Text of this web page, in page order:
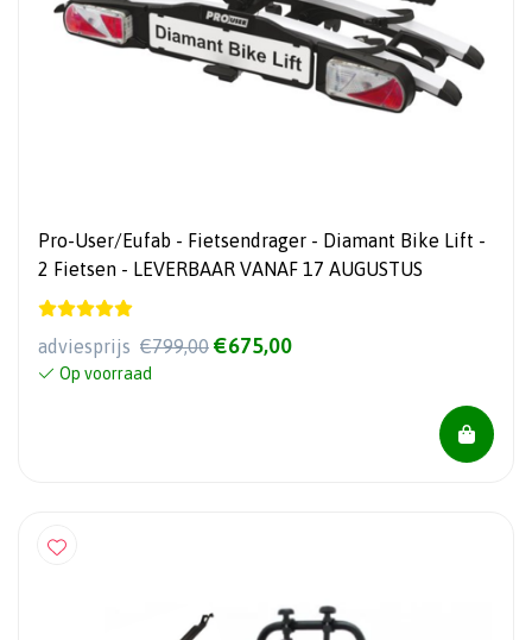
Pro-User/Eufab - Fietsendrager - Diamant Bike Lift -
2 Fietsen - LEVERBAAR VANAF 17 AUGUSTUS
adviesprijs €799,00 €675,00
Op voorraad